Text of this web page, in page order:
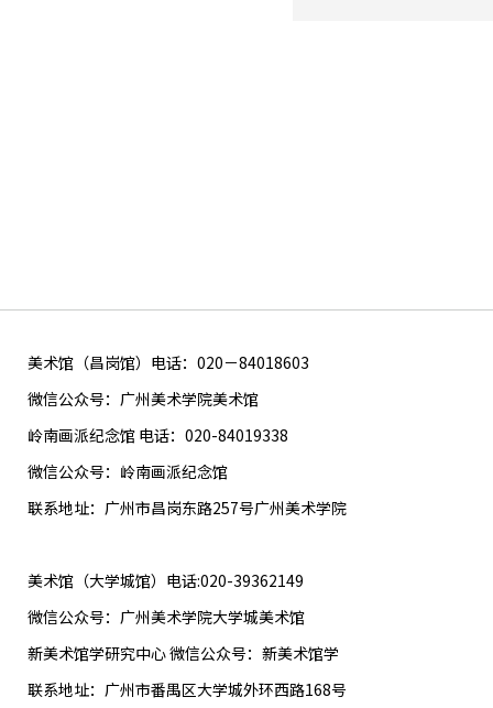
美术馆（昌岗馆）电话：020－84018603
微信公众号：广州美术学院美术馆
岭南画派纪念馆 电话：020-84019338
微信公众号：岭南画派纪念馆
联系地址：广州市昌岗东路257号广州美术学院
美术馆（大学城馆）电话:020-39362149
微信公众号：广州美术学院大学城美术馆
新美术馆学研究中心 微信公众号：新美术馆学
联系地址：广州市番禺区大学城外环西路168号